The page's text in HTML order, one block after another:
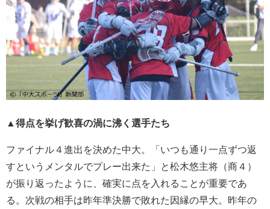
▲得点を挙げ歓喜の渦に沸く選手たち
ファイナル４進出を決めた中大。「いつも通り一点ずつ返
すというメンタルでプレー出来た」と松木悠主将（商４）
が振り返ったように、確実に点を入れることが重要であ
る。次戦の相手は昨年準決勝で敗れた因縁の早大。昨年の